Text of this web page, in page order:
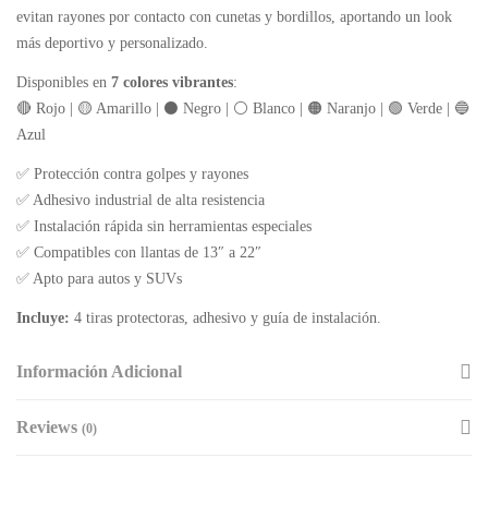
evitan rayones por contacto con cunetas y bordillos, aportando un look
más deportivo y personalizado.
Disponibles en 7 colores vibrantes:
🔴 Rojo | 🟡 Amarillo | ⚫ Negro | ⚪ Blanco | 🟠 Naranjo | 🟢 Verde | 🔵
Azul
✅ Protección contra golpes y rayones
✅ Adhesivo industrial de alta resistencia
✅ Instalación rápida sin herramientas especiales
✅ Compatibles con llantas de 13″ a 22″
✅ Apto para autos y SUVs
Incluye: 4 tiras protectoras, adhesivo y guía de instalación.
Información Adicional
Reviews (0)